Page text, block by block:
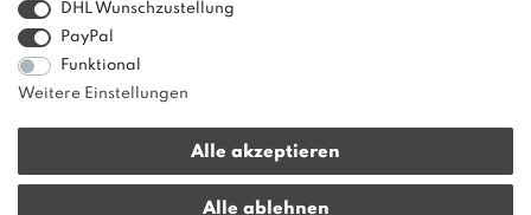
DHL Wunschzustellung
PayPal
Funktional
Weitere Einstellungen
Alle akzeptieren
Alle ablehnen